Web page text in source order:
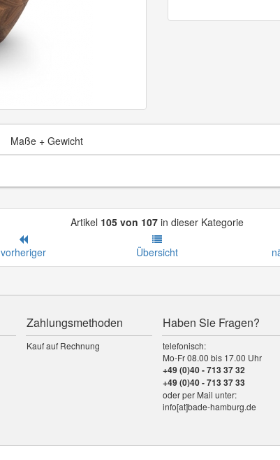
Maße + Gewicht
Artikel 105 von 107 in dieser Kategorie
vorheriger Übersicht
Zahlungsmethoden
Kauf auf Rechnung
Haben Sie Fragen?
telefonisch:
Mo-Fr 08.00 bis 17.00 Uhr
+49 (0)40 - 713 37 32
+49 (0)40 - 713 37 33
oder per Mail unter:
info[at]bade-hamburg.de